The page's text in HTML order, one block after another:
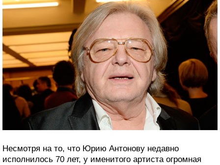
Несмотря на то, что Юрию Антонову недавно
исполнилось 70 лет, у именитого артиста огромная